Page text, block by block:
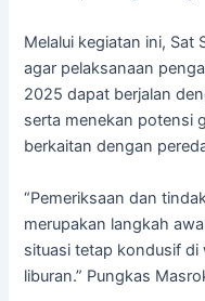
Melalui kegiatan ini, Sat
agar pelaksanaan
2025 dapat berjalan
serta menekan potensi
berkaitan dengan
“Pemeriksaan dan
merupakan langkah
situasi tetap kondusif di
liburan.” Pungkas